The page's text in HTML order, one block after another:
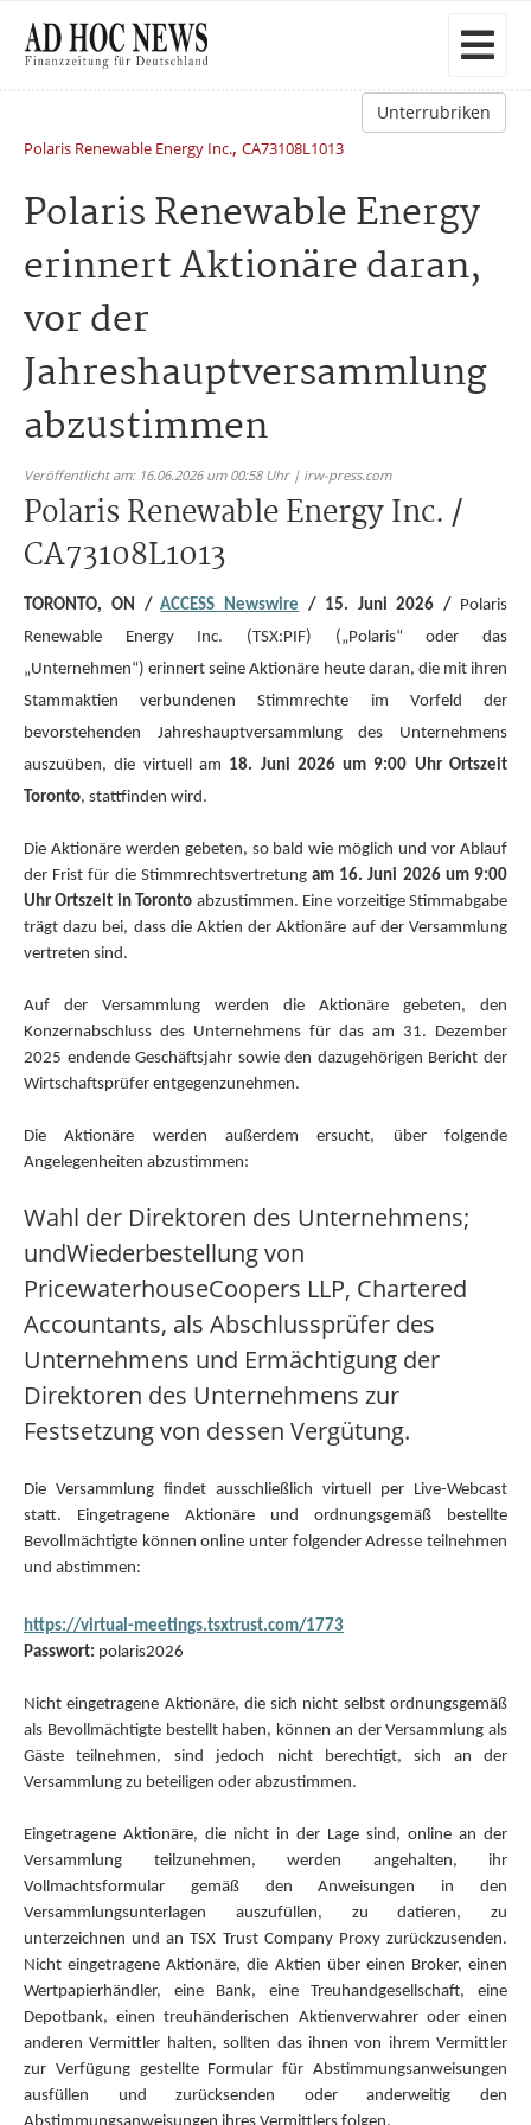
Unterrubriken
Polaris Renewable Energy Inc., CA73108L1013
Polaris Renewable Energy
erinnert Aktionäre daran,
vor der
Jahreshauptversammlung
abzustimmen
Veröffentlicht am: 16.06.2026 um 00:58 Uhr | irw-press.com
Polaris Renewable Energy Inc. /
CA73108L1013
TORONTO, ON /ACCESS Newswire / 15. Juni 2026 / Polaris
Renewable Energy Inc. (TSX:PIF) („Polaris“ oder das
„Unternehmen“) erinnert seine Aktionäre heute daran, die mit ihren
Stammaktien verbundenen Stimmrechte im Vorfeld der
bevorstehenden Jahreshauptversammlung des Unternehmens
auszuüben, die virtuell am 18. Juni 2026 um 9:00 Uhr Ortszeit
Toronto, stattfinden wird.
Die Aktionäre werden gebeten, so bald wie möglich und vor Ablauf
der Frist für die Stimmrechtsvertretung am 16. Juni 2026 um 9:00
Uhr Ortszeit in Toronto abzustimmen. Eine vorzeitige Stimmabgabe
trägt dazu bei, dass die Aktien der Aktionäre auf der Versammlung
vertreten sind.
Auf der Versammlung werden die Aktionäre gebeten, den
Konzernabschluss des Unternehmens für das am 31. Dezember
2025 endende Geschäftsjahr sowie den dazugehörigen Bericht der
Wirtschaftsprüfer entgegenzunehmen.
Die Aktionäre werden außerdem ersucht, über folgende
Angelegenheiten abzustimmen:
Wahl der Direktoren des Unternehmens;
undWiederbestellung von
PricewaterhouseCoopers LLP, Chartered
Accountants, als Abschlussprüfer des
Unternehmens und Ermächtigung der
Direktoren des Unternehmens zur
Festsetzung von dessen Vergütung.
Die Versammlung findet ausschließlich virtuell per Live-Webcast
statt. Eingetragene Aktionäre und ordnungsgemäß bestellte
Bevollmächtigte können online unter folgender Adresse teilnehmen
und abstimmen:
https://virtual-meetings.tsxtrust.com/1773
Passwort: polaris2026
Nicht eingetragene Aktionäre, die sich nicht selbst ordnungsgemäß
als Bevollmächtigte bestellt haben, können an der Versammlung als
Gäste teilnehmen, sind jedoch nicht berechtigt, sich an der
Versammlung zu beteiligen oder abzustimmen.
Eingetragene Aktionäre, die nicht in der Lage sind, online an der
Versammlung teilzunehmen, werden angehalten, ihr
Vollmachtsformular gemäß den Anweisungen in den
Versammlungsunterlagen auszufüllen, zu datieren, zu
unterzeichnen und an TSX Trust Company Proxy zurückzusenden.
Nicht eingetragene Aktionäre, die Aktien über einen Broker, einen
Wertpapierhändler, eine Bank, eine Treuhandgesellschaft, eine
Depotbank, einen treuhänderischen Aktienverwahrer oder einen
anderen Vermittler halten, sollten das ihnen von ihrem Vermittler
zur Verfügung gestellte Formular für Abstimmungsanweisungen
ausfüllen und zurücksenden oder anderweitig den